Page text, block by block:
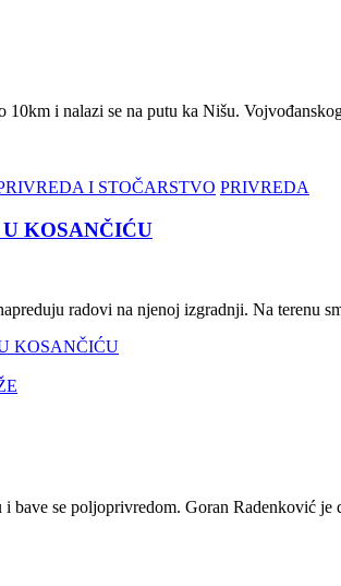
i nalazi se na putu ka Nišu.
I STOČARSTVO PRIVREDA
KOSANČIĆU
radovi na njenoj izgradnji. Na terenu
KOSANČIĆU
se poljoprivredom. Goran Radenković je